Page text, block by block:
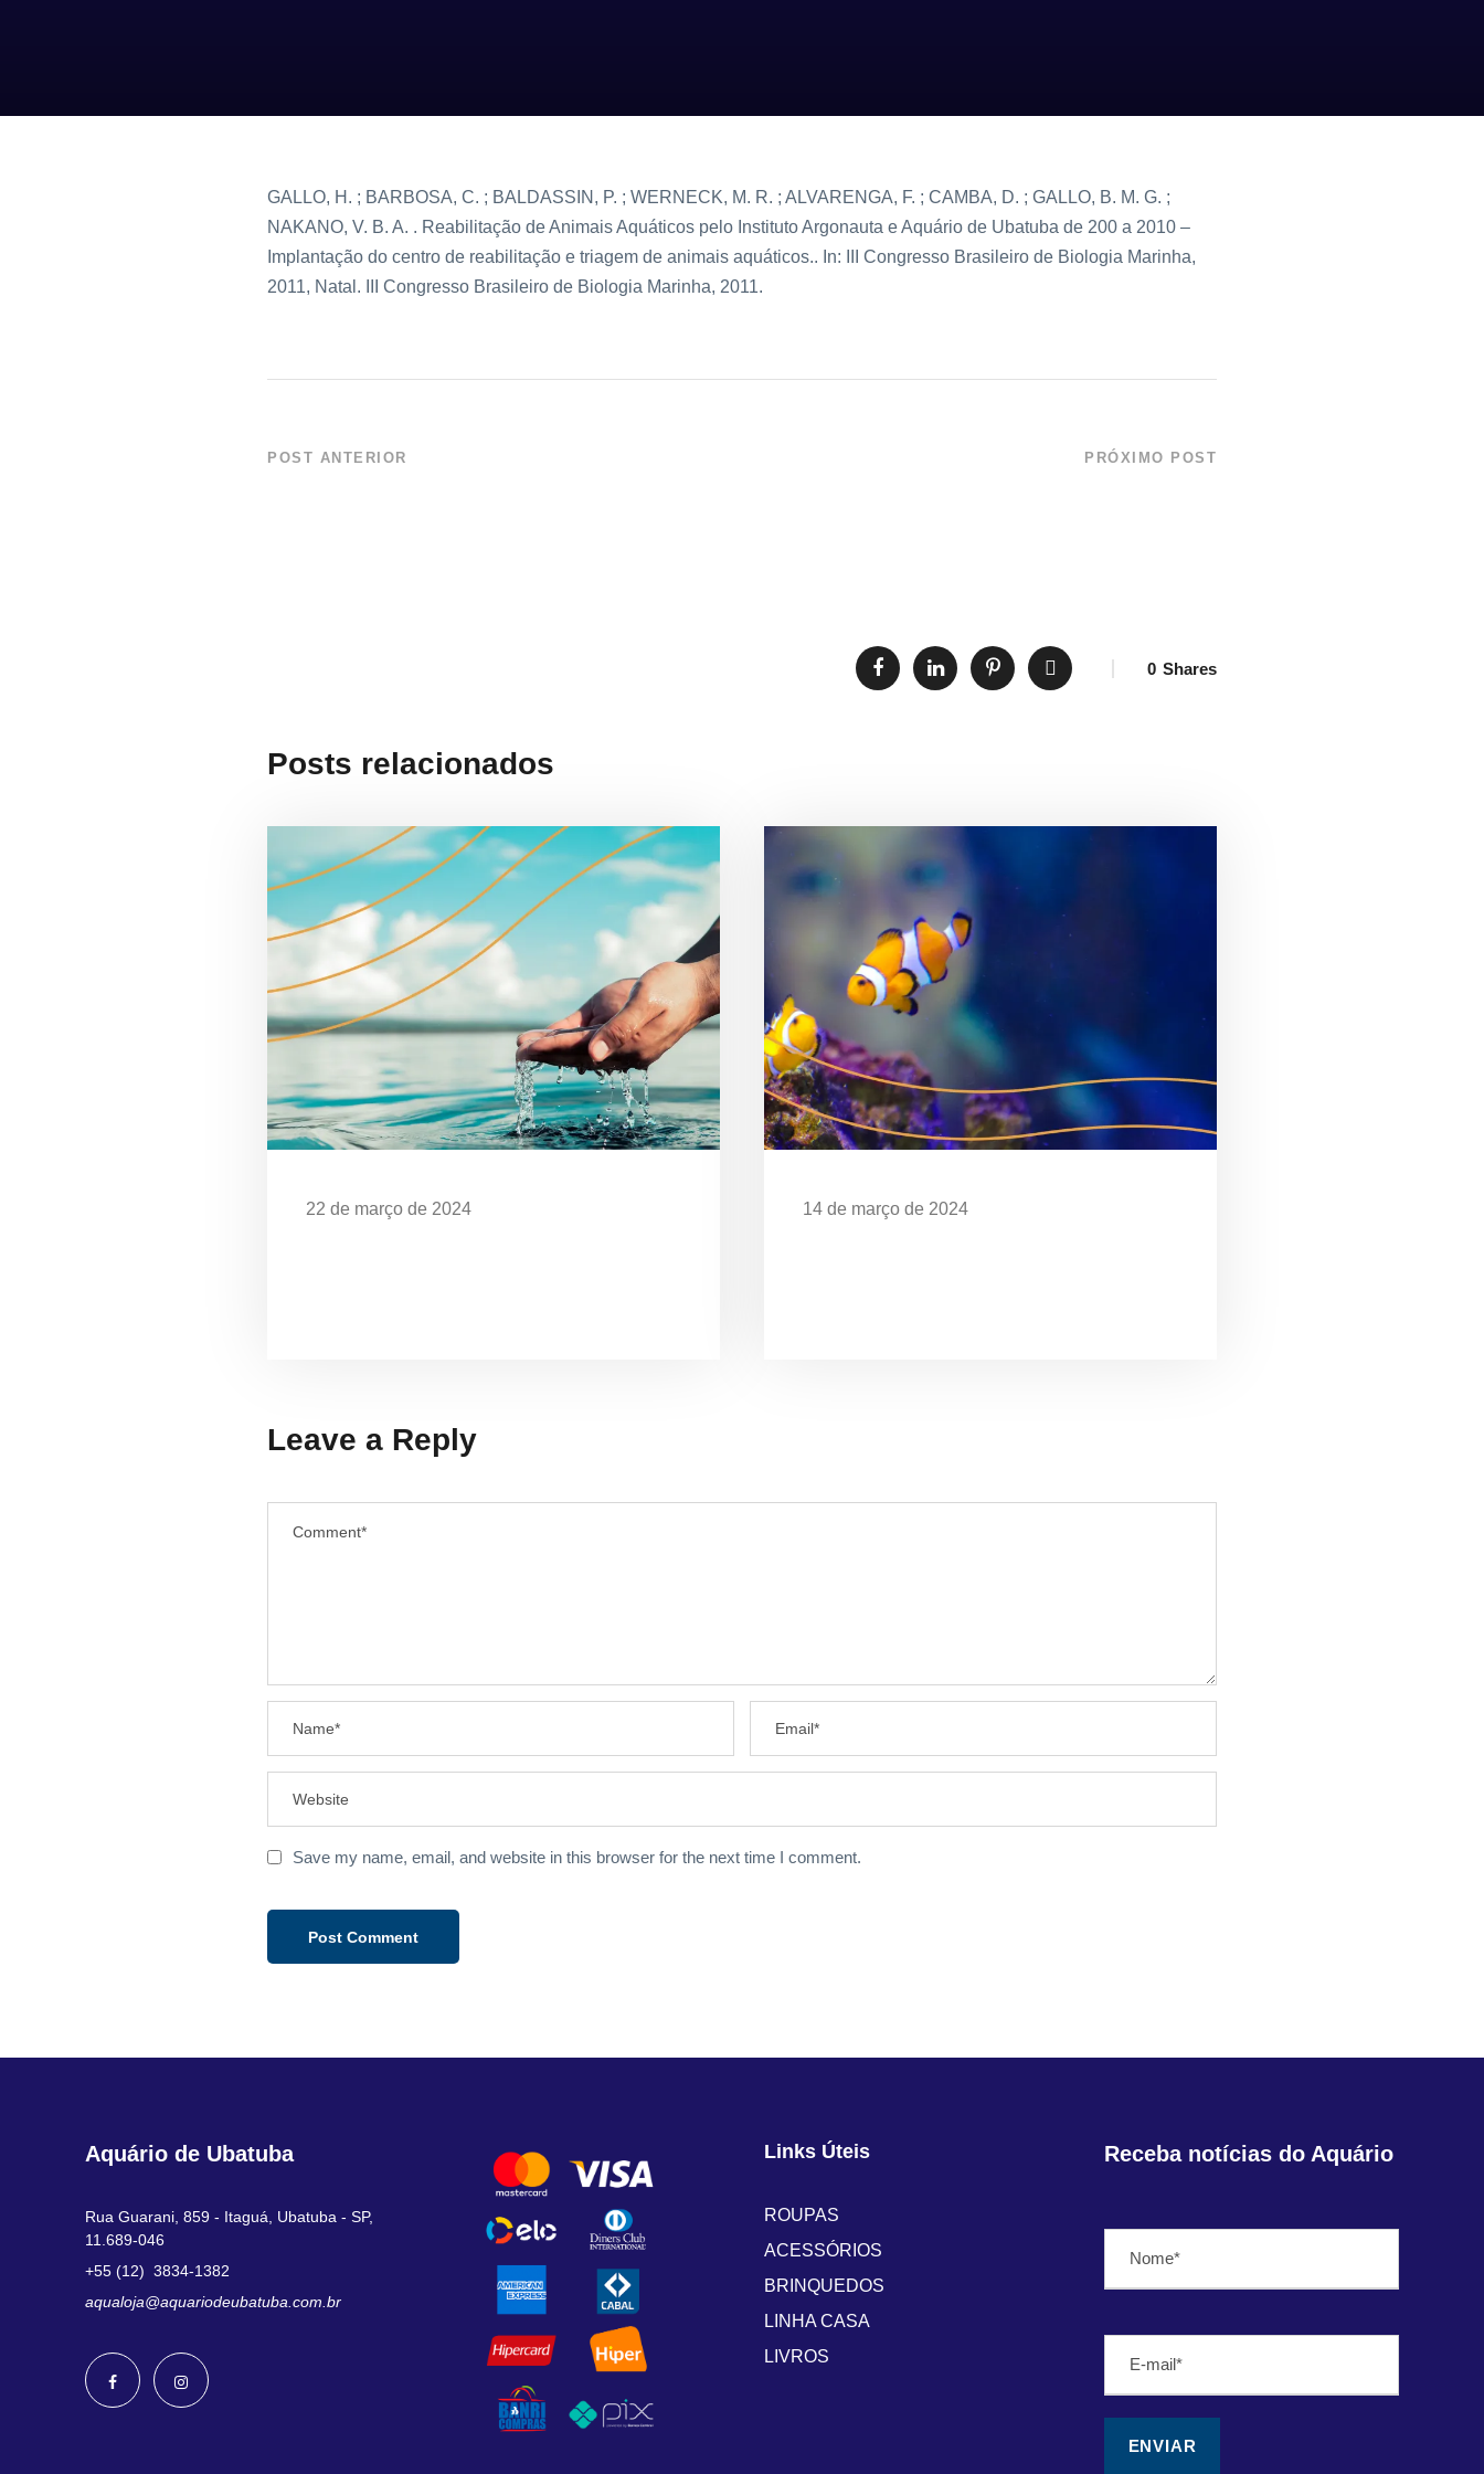
GALLO, H. ; BARBOSA, C. ; BALDASSIN, P. ; WERNECK, M. R. ; ALVARENGA, F. ; CAMBA, D. ; GALLO, B. M. G. ;
NAKANO, V. B. A. . Reabilitação de Animais Aquáticos pelo Instituto Argonauta e Aquário de Ubatuba de 200 a 2010 –
Implantação do centro de reabilitação e triagem de animais aquáticos.. In: III Congresso Brasileiro de Biologia Marinha,
2011, Natal. III Congresso Brasileiro de Biologia Marinha, 2011.
POST ANTERIOR PRÓXIMO POST
0 Shares
Posts relacionados
22 de março de 2024
14 de março de 2024
Leave a Reply
Save my name, email, and website in this browser for the next time I comment.
Aquário de Ubatuba
Rua Guarani, 859 - Itaguá, Ubatuba - SP,
11.689-046
+55 (12) 3834-1382
aqualoja@aquariodeubatuba.com.br
Links Úteis
ROUPAS
ACESSÓRIOS
BRINQUEDOS
LINHA CASA
LIVROS
Receba notícias do Aquário